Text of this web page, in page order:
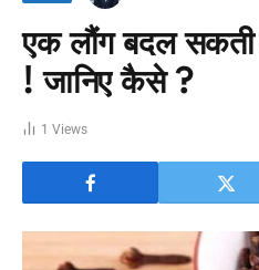
एक लौंग बदल
! जानिए कैसे ?
1 Views